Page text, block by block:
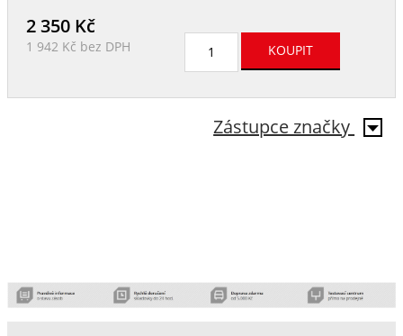
2 350Kč
1 942 Kč bez DPH
Zástupce značky